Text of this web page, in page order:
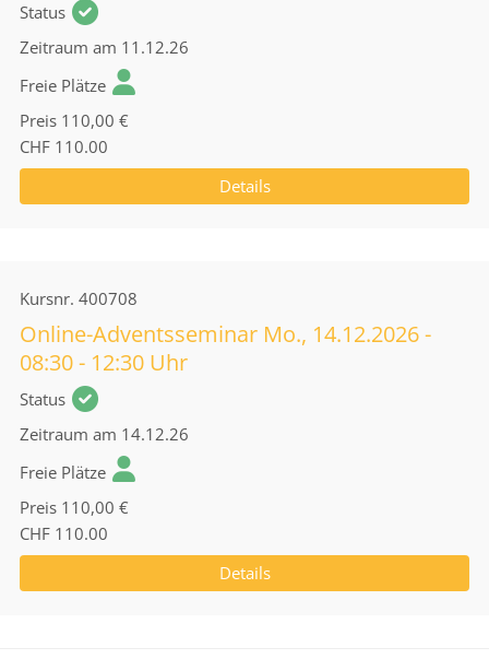
Status
Zeitraum am 11.12.26
Freie Plätze
Preis 110,00 €
CHF 110.00
Details
Kursnr. 400708
Online-Adventsseminar Mo., 14.12.2026 -
08:30 - 12:30 Uhr
Status
Zeitraum am 14.12.26
Freie Plätze
Preis 110,00 €
CHF 110.00
Details